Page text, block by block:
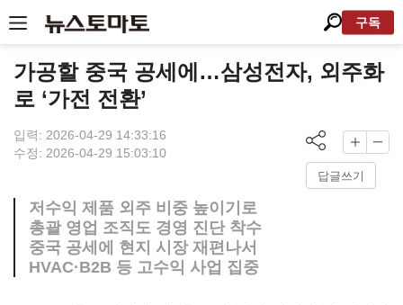
구독
가공할 중국 공세에…삼성전자, 외주화
로 ‘가전 전환’
입력: 2026-04-29 14:33:16
수정: 2026-04-29 15:03:10
답글쓰기
저수익 제품 외주 비중 높이기로
총괄 영업 조직도 경영 진단 착수
중국 공세에 현지 시장 재편나서
HVAC·B2B 등 고수익 사업 집중